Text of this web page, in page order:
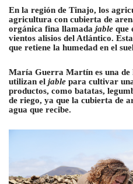
En la región de Tinajo, los
agricultura con cubierta de
orgánica fina llamada jable que
vientos alisios del Atlántico.
que retiene la humedad en el
María Guerra Martín es una de
utilizan el jable para cultivar
productos, como batatas,
de riego, ya que la cubierta de
agua que recibe.